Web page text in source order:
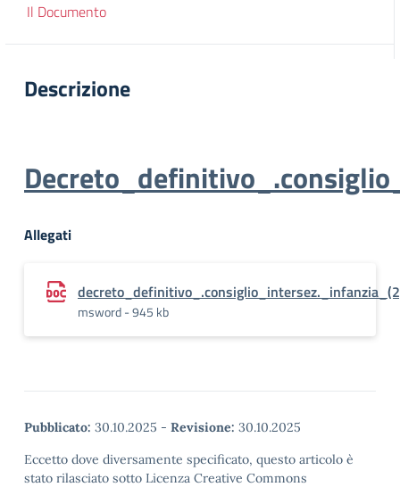
Il Documento
Descrizione
Allegati
msword - 945 kb
Pubblicato: 30.10.2025 - Revisione: 30.10.2025
Eccetto dove diversamente specificato, questo articolo è
stato rilasciato sotto Licenza Creative Commons